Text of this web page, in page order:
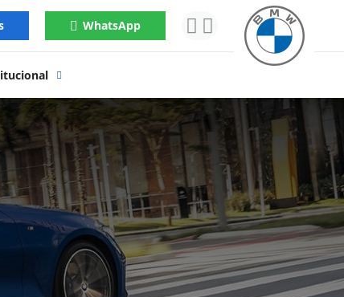
WhatsApp